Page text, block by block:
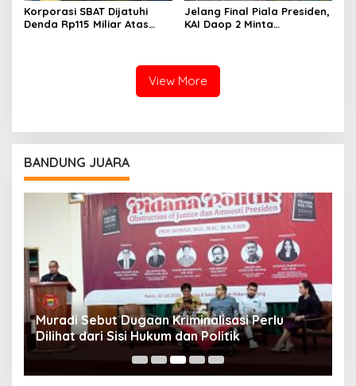
Korporasi SBAT Dijatuhi
Denda Rp115 Miliar Atas
Jelang Final Piala Presiden,
KAI Daop 2 Minta
View More
BANDUNG JUARA
Muradi Sebut Dugaan Kriminalisasi Perlu
Dilihat dari Sisi Hukum dan Politik